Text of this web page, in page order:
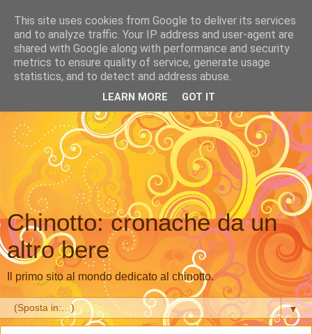
Chinotto: cronache da un
altro bere
Il primo sito al mondo dedicato al chinotto.
▼
This site uses cookies from Google to deliver its services
and to analyze traffic. Your IP address and user-agent are
shared with Google along with performance and security
metrics to ensure quality of service, generate usage
statistics, and to detect and address abuse.
LEARN MORE GOT IT